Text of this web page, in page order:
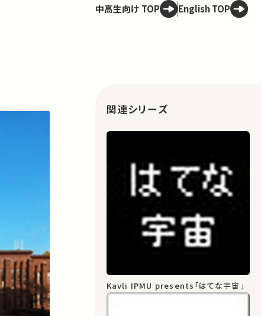
中高生向け TOP English TOP
関連シリーズ
Kavli IPMU presents「はてな宇宙」